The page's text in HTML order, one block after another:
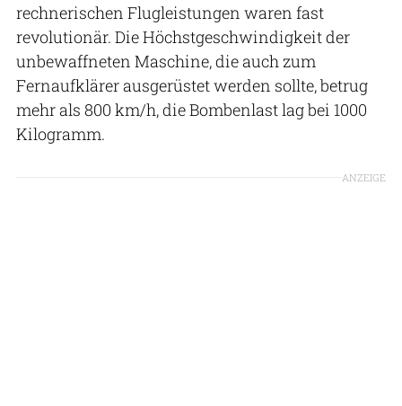
rechnerischen Flugleistungen waren fast
revolutionär. Die Höchstgeschwindigkeit der
unbewaffneten Maschine, die auch zum
Fernaufklärer ausgerüstet werden sollte, betrug
mehr als 800 km/h, die Bombenlast lag bei 1000
Kilogramm.
ANZEIGE